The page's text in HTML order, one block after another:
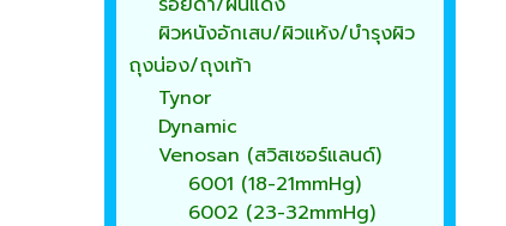
ผิวหนังอักเสบ/ผิวแห้ง/บำรุงผิว
ถุงน่อง/ถุงเท้า
Tynor
Dynamic
Venosan (สวิสเซอร์แลนด์)
6001 (18-21mmHg)
6002 (23-32mmHg)